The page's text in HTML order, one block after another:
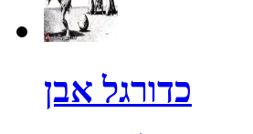
כדורגל אבן